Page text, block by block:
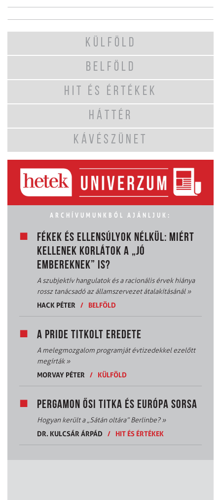
KÜLFÖLD
BELFÖLD
HIT ÉS ÉRTÉKEK
HÁTTÉR
KÁVÉSZÜNET
ARCHÍVUMUNKBÓL AJÁNLJUK:
FÉKEK ÉS ELLENSÚLYOK NÉLKÜL: MIÉRT
KELLENEK KORLÁTOK A „JÓ
EMBEREKNEK” IS?
A szubjektív hangulatok és a racionális érvek hiánya
rossz tanácsadó az államszervezet átalakításánál»
HACK PÉTER
/ BELFÖLD
A PRIDE TITKOLT EREDETE
A melegmozgalom programját évtizedekkel ezelőtt
megírták»
MORVAY PÉTER
/ KÜLFÖLD
PERGAMON ŐSI TITKA ÉS EURÓPA SORSA
Hogyan került a „Sátán oltára” Berlinbe?»
DR. KULCSÁR ÁRPÁD
/ HIT ÉS ÉRTÉKEK